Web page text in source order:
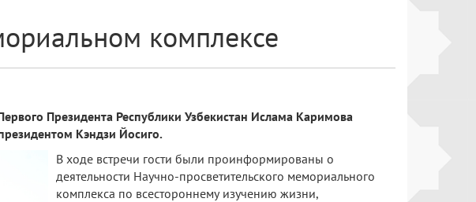
комплексе
Президента Республики Узбекистан Ислама Каримова
Кэндзи Йосиго.
В ходе встречи гости были проинформированы о
деятельности Научно-просветительского мемориального
комплекса по всестороннему изучению жизни,